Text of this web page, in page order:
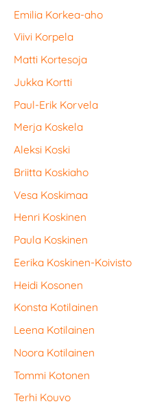
Emilia Korkea-aho
Viivi Korpela
Matti Kortesoja
Jukka Kortti
Paul-Erik Korvela
Merja Koskela
Aleksi Koski
Briitta Koskiaho
Vesa Koskimaa
Henri Koskinen
Paula Koskinen
Eerika Koskinen-Koivisto
Heidi Kosonen
Konsta Kotilainen
Leena Kotilainen
Noora Kotilainen
Tommi Kotonen
Terhi Kouvo